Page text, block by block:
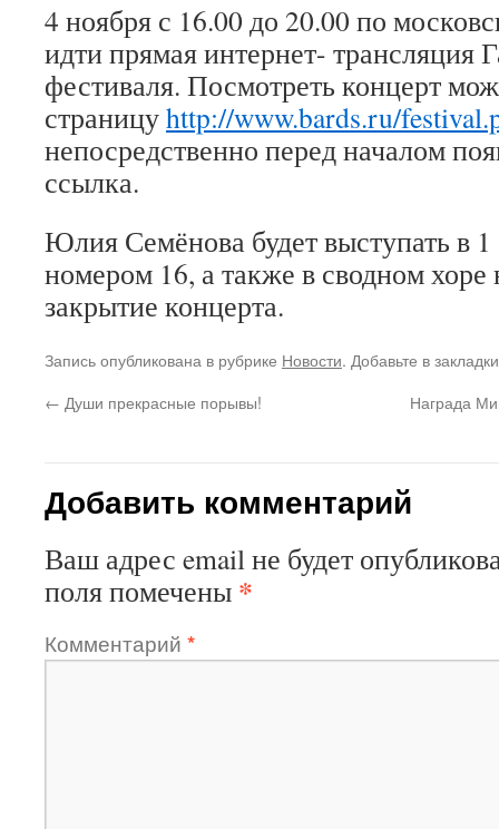
4 ноября с 16.00 до 20.00 по
идти прямая интернет- трансляция
фестиваля. Посмотреть концерт
страницуhttp://www.bards.ru/
непосредственно перед началом
ссылка.
Юлия Семёнова будет выступать в
номером 16, а также в сводном хоре
закрытие концерта.
Запись опубликована в рубрике Новости. Добавьте в
← Души прекрасные порывы! Награда
Добавить комментарий
Ваш адрес email не будет
поля помечены *
Комментарий *